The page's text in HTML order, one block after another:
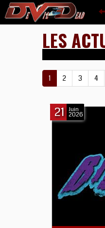
LES
1 2 3 4
21 Juin
2026